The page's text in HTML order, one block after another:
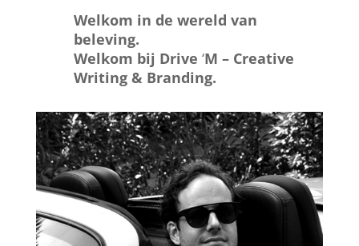
Welkom in de wereld van
beleving.
Welkom bij Drive ‘M – Creative
Writing & Branding.